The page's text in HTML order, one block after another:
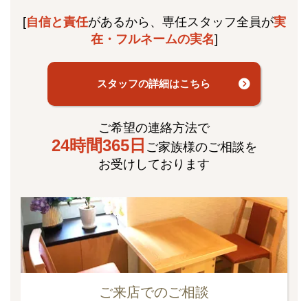
[自信と責任があるから、専任スタッフ全員が実
在・フルネームの実名]
スタッフの詳細はこちら
ご希望の連絡方法で
24時間365日 ご家族様のご相談を
お受けしております
ご来店でのご相談